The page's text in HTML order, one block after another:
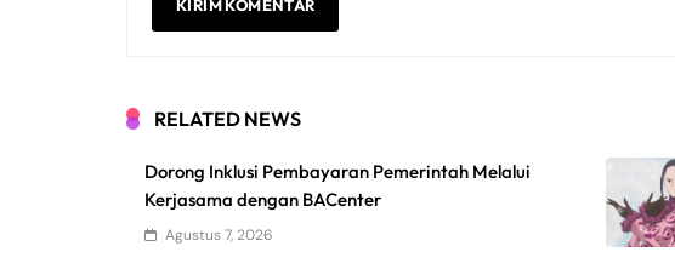
RELATED NEWS
Dorong Inklusi Pembayaran Pemerintah Melalui
Kerjasama dengan BACenter
Agustus 7, 2026